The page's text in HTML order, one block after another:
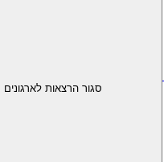
סגור הרצאות לארגונים